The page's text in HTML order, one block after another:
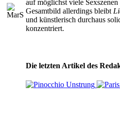
auf möglichst viele
Gesamtbild allerdings bleibt
und künstlerisch durchaus
konzentriert.
Die letzten Artikel des